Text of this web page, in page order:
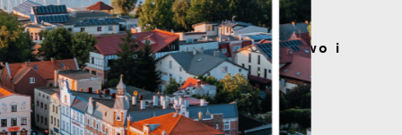
20 - 08 - 2026
Teatralne lato - Zdrowo i
kolorowo